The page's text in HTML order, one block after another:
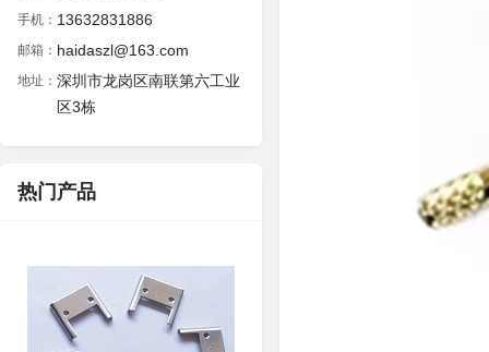
手机： 13632831886
邮箱： haidaszl@163.com
地址： 深圳市龙岗区南联第六工业
区3栋
热门产品